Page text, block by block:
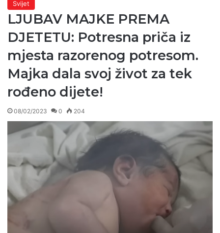
Svijet
LJUBAV MAJKE PREMA
DJETETU: Potresna priča iz
mjesta razorenog potresom.
Majka dala svoj život za tek
rođeno dijete!
08/02/2023 0 204